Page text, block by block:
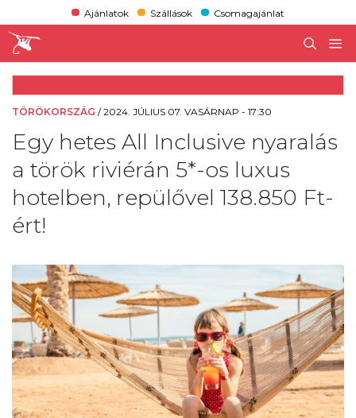
Ajánlatok Szállások Csomagajánlat
TÖRÖKORSZÁG /2024. JÚLIUS 07. VASÁRNAP - 17:30
Egy hetes All Inclusive nyaralás
a török riviérán 5*-os luxus
hotelben, repülővel 138.850 Ft-
ért!